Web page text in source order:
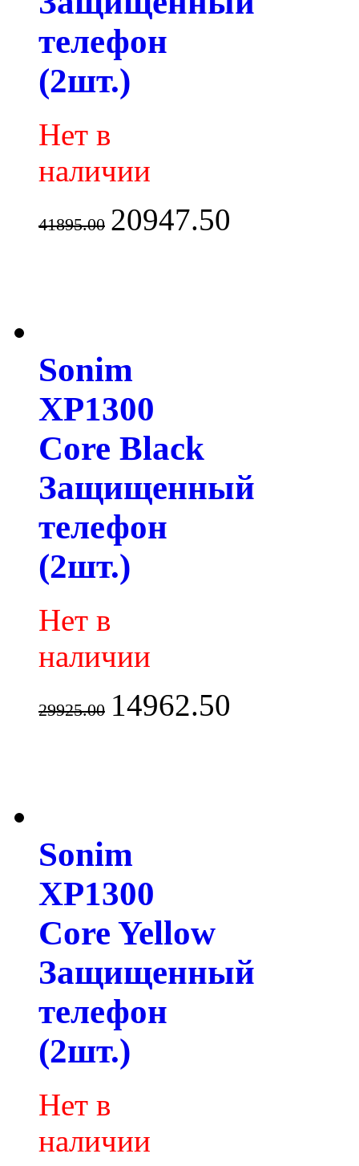
телефон
(2шт.)
Нет в
наличии
41895.00 20947.50
Sonim
XP1300
Core Black
Защищенный
телефон
(2шт.)
Нет в
наличии
29925.00 14962.50
Sonim
XP1300
Core Yellow
Защищенный
телефон
(2шт.)
Нет в
наличии